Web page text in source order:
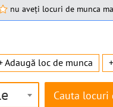
nu aveți locuri de munca
Adaugă loc de munca